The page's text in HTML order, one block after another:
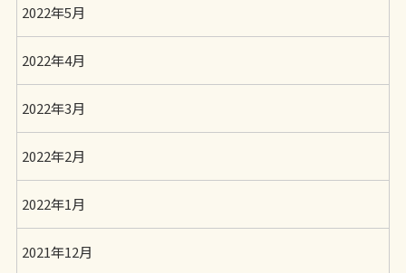
2022年5月
2022年4月
2022年3月
2022年2月
2022年1月
2021年12月